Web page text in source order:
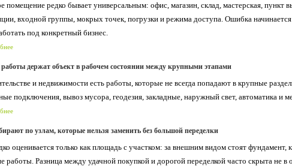
помещение редко бывает универсальным: офис, магазин, склад, мастерская,
входной группы, мокрых точек, погрузки и режима доступа. Ошибка
под конкретный бизнес.
держат объект в рабочем состоянии между крупными этапами
и недвижимости есть работы, которые не всегда попадают в крупные
подключения, вывоз мусора, геодезия, закладные, наружный свет, автоматика и
по узлам, которые нельзя заменить без большой переделки
оценивается только как площадь с участком: за внешним видом стоят
работы. Разница между удачной покупкой и дорогой переделкой часто скрыта не в